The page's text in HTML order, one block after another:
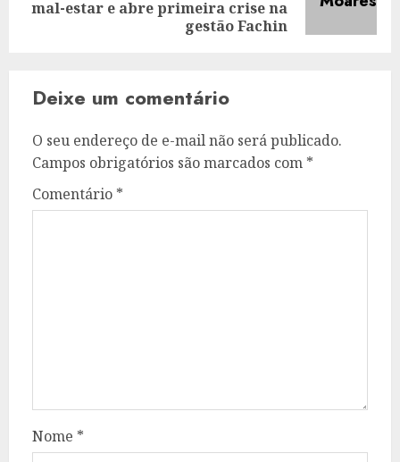
post:
mal-estar e abre primeira crise na
gestão Fachin
Deixe um comentário
O seu endereço de e-mail não será publicado.
Campos obrigatórios são marcados com *
Comentário *
Nome *